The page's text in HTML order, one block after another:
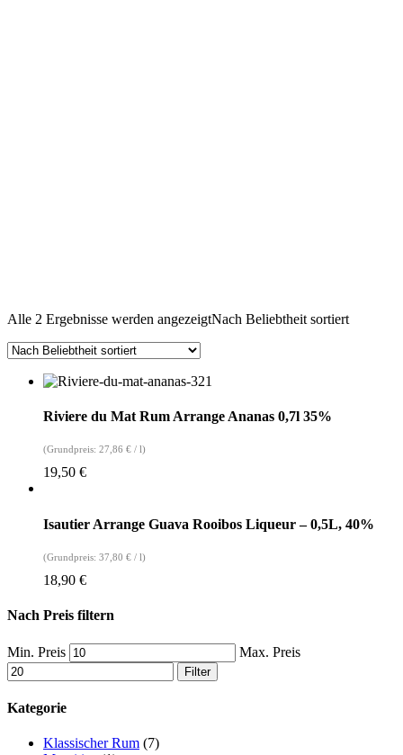
Alle 2 Ergebnisse werden angezeigtNach Beliebtheit sortiert
Riviere du Mat Rum Arrange Ananas 0,7l 35%
(Grundpreis: 27,86 € / l)
19,50 €
Isautier Arrange Guava Rooibos Liqueur – 0,5L, 40%
(Grundpreis: 37,80 € / l)
18,90 €
Nach Preis filtern
Min. Preis Max. Preis
Filter
Kategorie
Klassischer Rum (7)